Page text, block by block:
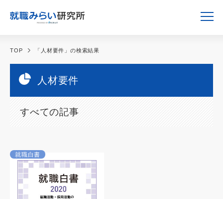
TOP 「人材要件」の検索結果
人材要件
すべての記事
就職白書